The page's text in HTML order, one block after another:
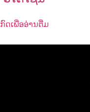
ກົດເພື່ອອ່ານຕື່ມ